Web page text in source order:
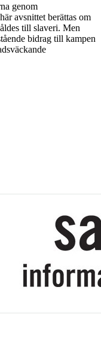
genom
avsnittet berättas om
till slaveri. Men
bidrag till kampen